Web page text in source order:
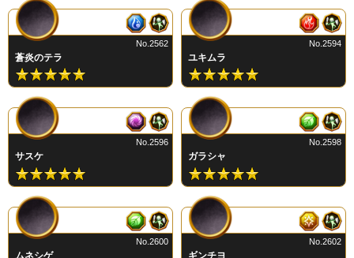
蒼炎のテラ
No.2562
ユキムラ
No.2594
サスケ
No.2596
ガラシャ
No.2598
ムネシゲ
No.2600
ギンチヨ
No.2602